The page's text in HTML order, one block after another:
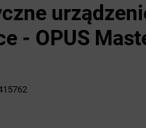
- OPUS